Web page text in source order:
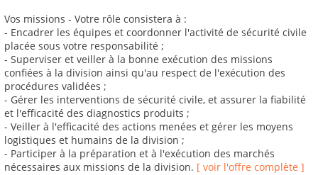
Vos missions - Votre rôle consistera à :
- Encadrer les équipes et coordonner l'activité de sécurité civile
placée sous votre responsabilité ;
- Superviser et veiller à la bonne exécution des missions
confiées à la division ainsi qu'au respect de l'exécution des
procédures validées ;
- Gérer les interventions de sécurité civile, et assurer la fiabilité
et l'efficacité des diagnostics produits ;
- Veiller à l'efficacité des actions menées et gérer les moyens
logistiques et humains de la division ;
- Participer à la préparation et à l'exécution des marchés
nécessaires aux missions de la division. [ voir l'offre complète ]